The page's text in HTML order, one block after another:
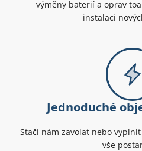
výměny baterií a oprav
instalaci
Jednoduché
Stačí nám zavolat nebo
vše